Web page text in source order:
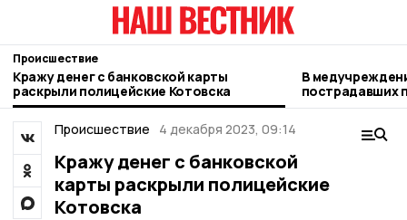
Происшествие
Кражу денег с банковской карты
раскрыли полицейские Котовска
В
пострадавших
БПЛА
Происшествие
4 декабря 2023, 09:14
Кражу денег с банковской
карты раскрыли полицейские
Котовска